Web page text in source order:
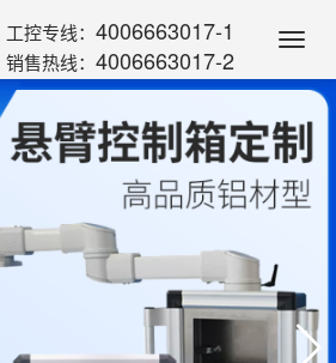
工控专线： 4006663017-1
销售热线： 4006663017-2